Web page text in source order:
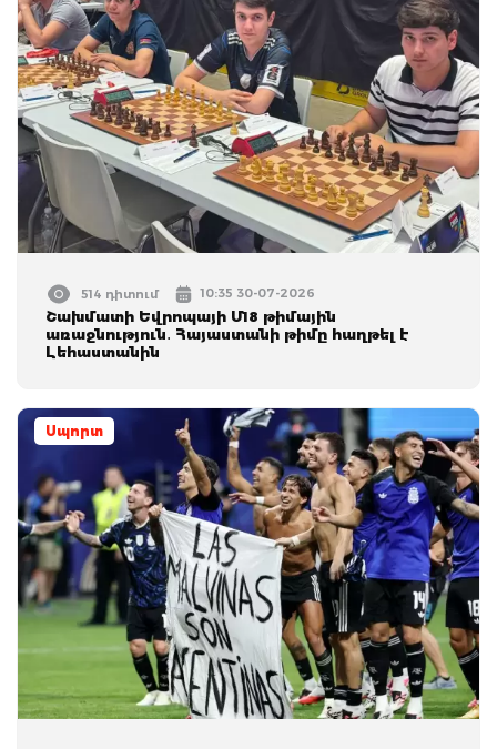
514 դիտում 10:35 30-07-2026
Շախմատի Եվրոպայի Մ18 թիմային
առաջնություն․ Հայաստանի թիմը հաղթել է
Լեհաստանին
Սպորտ